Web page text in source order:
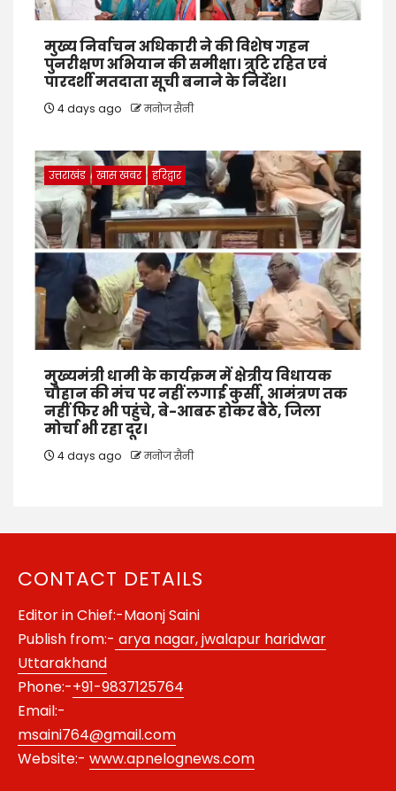
मुख्य निर्वाचन अधिकारी ने की विशेष गहन
पुनरीक्षण अभियान की समीक्षा। त्रुटि रहित एवं
पारदर्शी मतदाता सूची बनाने के निर्देश।
4 days ago मनोज सैनी
उत्तराखंड खास खबर हरिद्वार
मुख्यमंत्री धामी के कार्यक्रम में क्षेत्रीय विधायक
चौहान की मंच पर नहीं लगाई कुर्सी, आमंत्रण तक
नहीं फिर भी पहुंचे, बे-आबरू होकर बैठे, जिला
मोर्चा भी रहा दूर।
4 days ago मनोज सैनी
CONTACT DETAILS
Editor in Chief:-Maonj Saini
Publish from:- arya nagar, jwalapur haridwar
Uttarakhand
Phone:-+91-9837125764
Email:-
msaini764@gmail.com
Website:- www.apnelognews.com